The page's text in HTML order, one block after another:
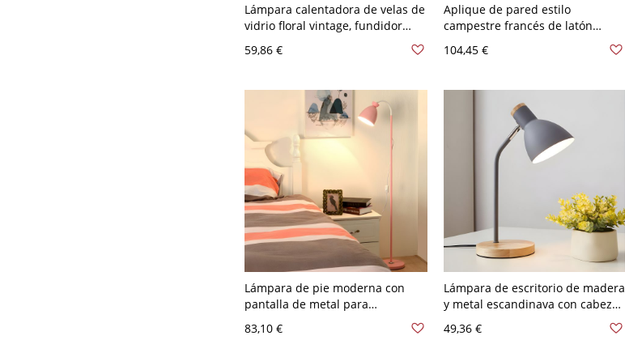
Lámpara calentadora de velas de
vidrio floral vintage, fundidor
madera para fragancia sin llama
59,86 €
Aplique de pared estilo
campestre francés de latón
cepillado, luz de tocador dorada
con pantalla de vidrio
V
104,45 €
Lámpara de pie moderna con
pantalla de metal para
Campana
83,10 €
Lámpara de escritorio de madera
y metal escandinava con cabezal
acabado mate para oficina en
49,36 €